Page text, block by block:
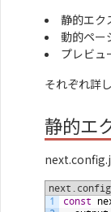
静的エク
動的ペ
プレビュ
それぞれ詳
静的エ
1
const